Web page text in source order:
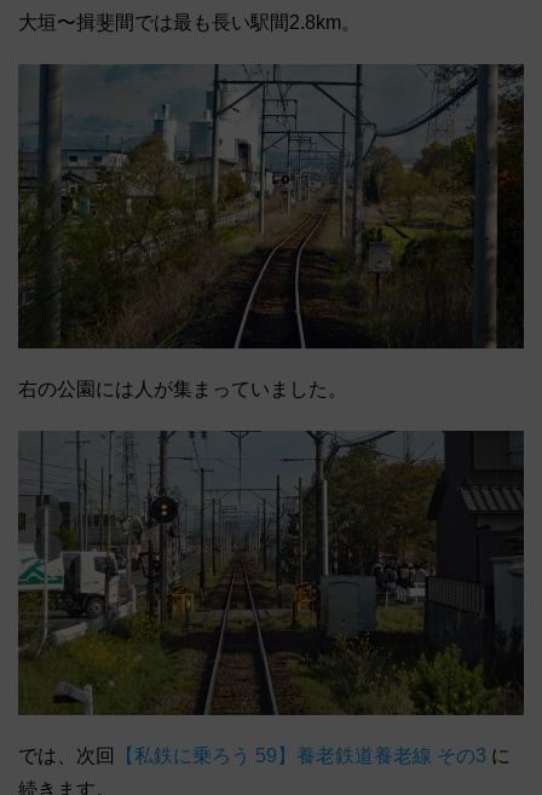
大垣〜揖斐間では最も長い駅間2.8km。
右の公園には人が集まっていました。
では、次回 【私鉄に乗ろう 59】養老鉄道養老線 その3 に
続きます。